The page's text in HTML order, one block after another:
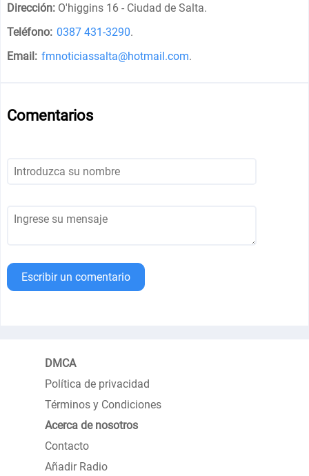
Dirección: O'higgins 16 - Ciudad de Salta.
Teléfono: 0387 431-3290.
Email: fmnoticiassalta@hotmail.com.
Comentarios
Escribir un comentario
DMCA
Política de privacidad
Términos y Condiciones
Acerca de nosotros
Contacto
Añadir Radio